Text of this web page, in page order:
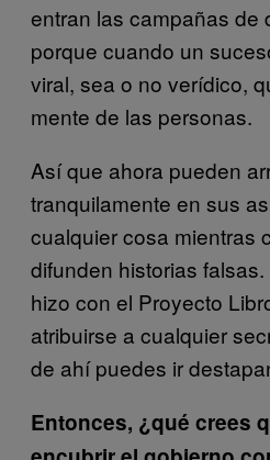
entran las campañas de
porque cuando un
viral, sea o no verídico,
mente de las personas.
Así que ahora pueden
tranquilamente en sus
cualquier cosa mientras
difunden historias
hizo con el Proyecto
atribuirse a cualquier
de ahí puedes ir
Entonces, ¿qué crees